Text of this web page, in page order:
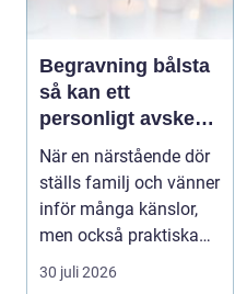
Begravning bålsta
så kan ett
personligt avsked
formas
När en närstående dör
ställs familj och vänner
inför många känslor,
men också praktiska
beslut. En b...
30 juli 2026